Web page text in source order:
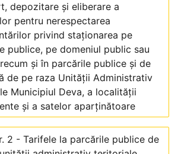
depozitare și eliberare a
pentru nerespectarea
privind staționarea pe
publice, pe domeniul public sau
și în parcările publice și de
de pe raza Unității Administrativ
Municipiul Deva, a localității
și a satelor aparținătoare
2 - Tarifele la parcările publice de